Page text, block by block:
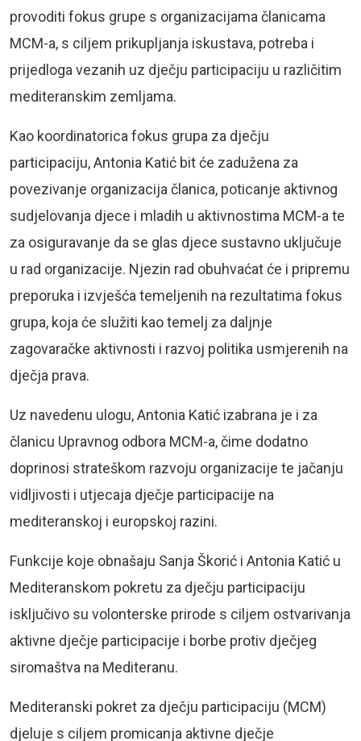
provoditi fokus grupe s organizacijama članicama
MCM-a, s ciljem prikupljanja iskustava, potreba i
prijedloga vezanih uz dječju participaciju u različitim
mediteranskim zemljama.
Kao koordinatorica fokus grupa za dječju
participaciju, Antonia Katić bit će zadužena za
povezivanje organizacija članica, poticanje aktivnog
sudjelovanja djece i mladih u aktivnostima MCM-a te
za osiguravanje da se glas djece sustavno uključuje
u rad organizacije. Njezin rad obuhvaćat će i pripremu
preporuka i izvješća temeljenih na rezultatima fokus
grupa, koja će služiti kao temelj za daljnje
zagovaračke aktivnosti i razvoj politika usmjerenih na
dječja prava.
Uz navedenu ulogu, Antonia Katić izabrana je i za
članicu Upravnog odbora MCM-a, čime dodatno
doprinosi strateškom razvoju organizacije te jačanju
vidljivosti i utjecaja dječje participacije na
mediteranskoj i europskoj razini.
Funkcije koje obnašaju Sanja Škorić i Antonia Katić u
Mediteranskom pokretu za dječju participaciju
isključivo su volonterske prirode s ciljem ostvarivanja
aktivne dječje participacije i borbe protiv dječjeg
siromaštva na Mediteranu.
Mediteranski pokret za dječju participaciju (MCM)
djeluje s ciljem promicanja aktivne dječje